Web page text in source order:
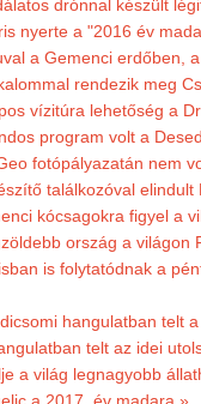
drónnal készült
nyerte a "2016 év
a Gemenci erdőben,
rendezik meg
vízitúra lehetőség a
program volt a
fotópályazatán nem
találkozóval
kócsagokra figyel a
ország a világon
is folytatódnak a
hangulatban telt
telt az idei
a világ legnagyobb